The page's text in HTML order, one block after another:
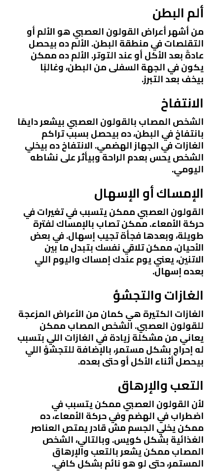
ألم البطن
من أشهر أعراض القولون العصبي هو الألم أو
التقلصات في منطقة البطن. الألم ده بيحصل
عادةً بعد الأكل أو عند التوتر. الألم ده ممكن
يكون في الجهة السفلى من البطن، وغالبًا
بيخف بعد التبرز.
الانتفاخ
الشخص المصاب بالقولون العصبي بيشعر دايمًا
بانتفاخ في البطن، ده بيحصل بسبب تراكم
الغازات في الجهاز الهضمي. الانتفاخ ده بيخلي
الشخص يحس بعدم الراحة وبيأثر على نشاطه
اليومي.
الإمساك أو الإسهال
القولون العصبي ممكن يتسبب في تغيرات في
حركة الأمعاء. ممكن تصاب بالإمساك لفترة
طويلة، وبعدها فجأة تجيب إسهال. في بعض
الأحيان، ممكن تلاقي نفسك بتبدل ما بين
الاتنين، يعني يوم عندك إمساك واليوم اللي
بعده إسهال.
الغازات والتجشؤ
الغازات الكتيرة هي كمان من الأعراض المزعجة
للقولون العصبي. الشخص المصاب ممكن
يعاني من مشكلة زيادة في الغازات اللي بتسبب
له إحراج بشكل مستمر، بالإضافة للتجشؤ اللي
بيحصل أثناء الأكل أو حتى بعده.
التعب والإرهاق
لأن القولون العصبي ممكن يتسبب في
اضطراب في الهضم وفي حركة الأمعاء، ده
ممكن يخلي الجسم مش قادر يمتص العناصر
الغذائية بشكل كويس. وبالتالي، الشخص
المصاب ممكن يشعر بالتعب والإرهاق
المستمر، حتى لو هو نائم بشكل كافي.